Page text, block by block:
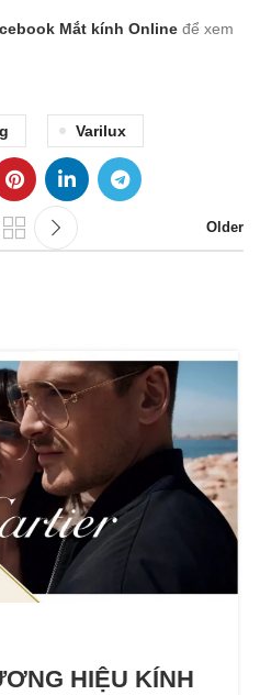
Mắt kính Online để xem
Varilux
Older
HIỆU KÍNH